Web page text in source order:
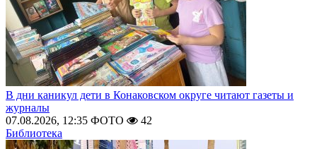
В дни каникул дети в Конаковском округе читают газеты и
журналы
07.08.2026, 12:35 ФОТО
42
Библиотека